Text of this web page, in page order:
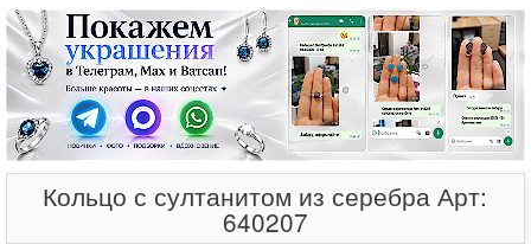
Кольцо с султанитом из серебра Арт:
640207